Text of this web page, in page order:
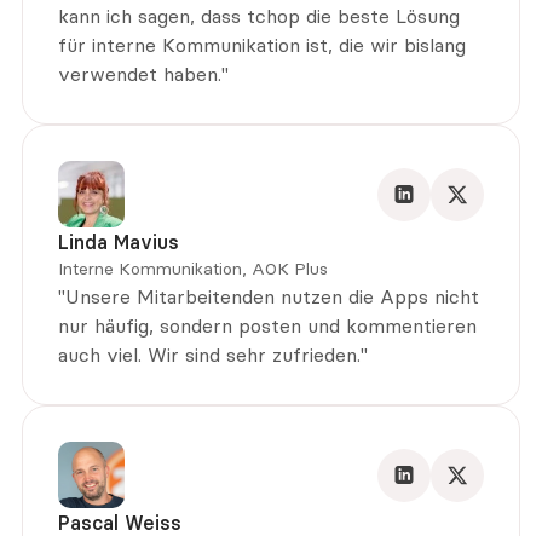
kann ich sagen, dass tchop die beste Lösung
für interne Kommunikation ist, die wir bislang
verwendet haben."
Linda Mavius
Interne Kommunikation, AOK Plus
"Unsere Mitarbeitenden nutzen die Apps nicht
nur häufig, sondern posten und kommentieren
auch viel. Wir sind sehr zufrieden."
Pascal Weiss